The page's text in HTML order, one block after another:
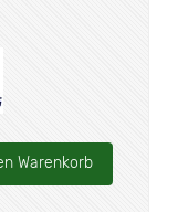
Warenkorb